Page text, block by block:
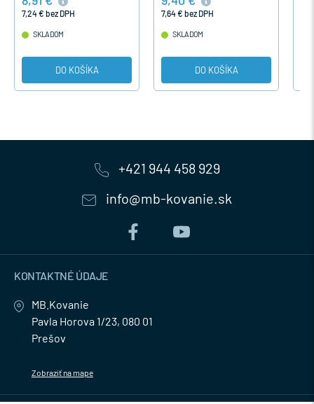
7,24 € bez DPH
SKLADOM
DO KOŠÍKA
7,64 € bez DPH
SKLADOM
DO KOŠÍKA
+421 944 458 929
info@mb-kovanie.sk
KONTAKTNÉ ÚDAJE
MB.Kovanie
Pavla Horova 1/23, 080 01
Prešov
Zobraziť na mape